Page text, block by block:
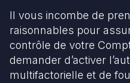
Il vous incombe de
raisonnables pour
contrôle de votre
demander d’activer
multifactorielle et de